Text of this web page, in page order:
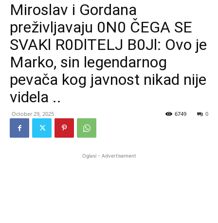
Miroslav i Gordana
preživljavaju 0N0 ČEGA SE
SVAKl R0DlTELJ B0Jl: Ovo je
Marko, sin legendarnog
pevača kog javnost nikad nije
videla ..
October 29, 2025 0
6749
Oglasi - Advertisement